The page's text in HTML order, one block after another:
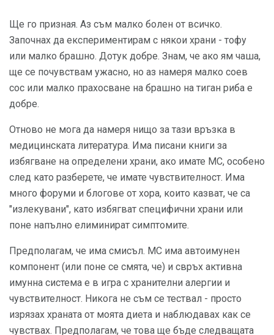
Ще го призная. Аз съм малко болен от всичко.
Започнах да експериментирам с някои храни - тофу
или малко брашно. Дотук добре. Знам, че ако ям чаша,
ще се почувствам ужасно, но аз намеря малко соев
сос или малко прахосване на брашно на тиган риба е
добре.
Отново не мога да намеря нищо за тази връзка в
медицинската литература. Има писани книги за
избягване на определени храни, ако имате МС, особено
след като разберете, че имате чувствителност. Има
много форуми и блогове от хора, които казват, че са
"излекувани", като избягват специфични храни или
поне напълно елиминират симптомите.
Предполагам, че има смисъл. МС има автоимунен
компонент (или поне се смята, че) и свръх активна
имунна система е в игра с хранителни алергии и
чувствителност. Никога не съм се тествал - просто
изрязах храната от моята диета и наблюдавах как се
чувствах. Предполагам, че това ще бъде следващата